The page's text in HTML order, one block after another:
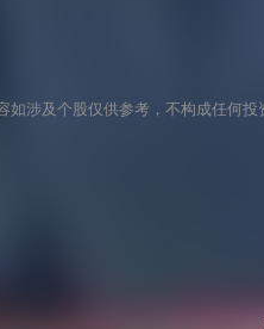
如涉及个股仅供参考，不构成任何